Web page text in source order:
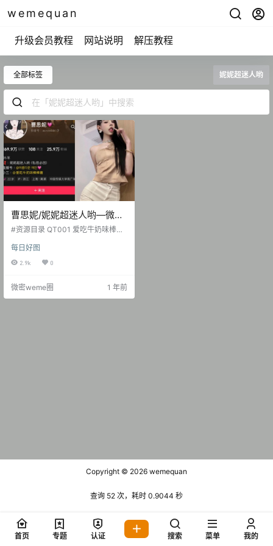
wemequan
升级会员教程 网站说明 解压教程
全部标签 妮妮超迷人哟
曹思妮/妮妮超迷人哟—微密
图片视频合集【持续更新】
#资源目录 QT001 爱吃牛奶味棒棒
QT002 爱吃牛奶味棒棒糖 养眼视图
汇总 [30P-7.83 MB] QT003 曹思
0P-6.9 MB] 抖音 F曹思妮 铁粉空间
NO.001期 [32P-10V 61.53 MB]
每日好图
2.9k 0
微密weme圈 1 年前
Copyright © 2026 wemequan
查询 52 次，耗时 0.9044 秒
首页 专题 认证 搜索 菜单 我的